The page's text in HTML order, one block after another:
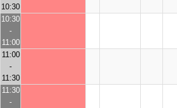
10:30
10:30
-
11:00
11:00
-
11:30
11:30
-